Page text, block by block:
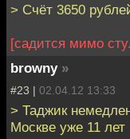
> Счёт 3650
[садится мимо
browny »
#23 | 02.04.12 13:33
> Таджик
Москве уже 11 лет